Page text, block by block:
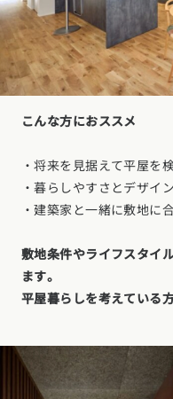
こんな方におススメ
・将来を見据えて平屋を
・暮らしやすさとデザイ
・建築家と一緒に敷地に
敷地条件やライフスタイ
ます。
平屋暮らしを考えている